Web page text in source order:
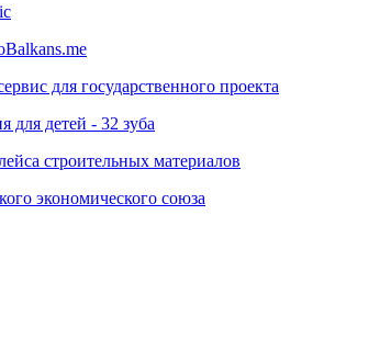
для государственного проекта
для детей - 32 зуба
строительных материалов
экономического союза